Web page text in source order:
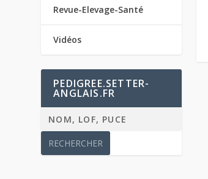
Revue-Elevage-Santé
Vidéos
PEDIGREE.SETTER-
ANGLAIS.FR